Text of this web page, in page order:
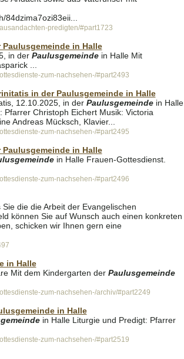
predigten/#part1723
in Halle
in der Paulusgemeindein Halle Mit
...
zum-nachsehen-/#part2493
in der Paulusgemeinde in Halle
12.10.2025, in der Paulusgemeindein Halle
Christoph Eichert Musik: Victoria
Andreas Mücksch, Klavier...
zum-nachsehen-/#part2495
in Halle
in Halle Frauen-Gottesdienst.
zum-nachsehen-/#part2496
die die Arbeit der Evangelischen
können Sie auf Wunsch auch einen konkreten
schicken wir Ihnen gern eine
in Halle
Mit dem Kindergarten der Paulusgemeinde
zum-nachsehen-/archiv/#part2249
in Halle
in Halle Liturgie und Predigt: Pfarrer
zum-nachsehen-/#part2519